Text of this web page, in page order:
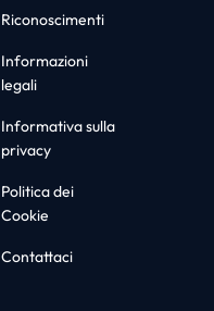
Riconoscimenti
Informazioni
legali
Informativa sulla
privacy
Politica dei
Cookie
Contattaci